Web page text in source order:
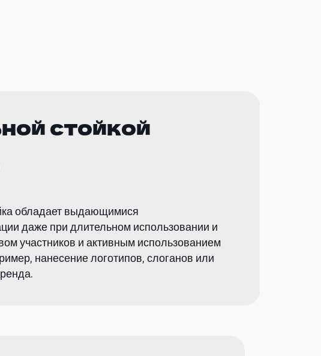
стойкой
обладает выдающимися
даже при длительном использовании и
участников и активным использованием
нанесение логотипов, слоганов или